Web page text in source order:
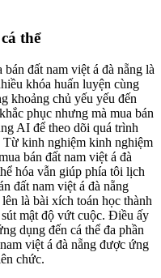
thể
đất nam việt á đà nẵng là
khóa huấn luyện cùng
khoảng chủ yếu yếu đến
phục nhưng mà mua bán
AI để theo dõi quá trình
Từ kinh nghiệm kinh nghiệm
bán đất nam việt á đà
hóa vẫn giúp phía tôi lịch
đất nam việt á đà nẵng
là bài xích toán học thành
mật độ vứt cuộc. Điều ấy
dụng đến cá thể đa phần
việt á đà nẵng được ứng
chức.